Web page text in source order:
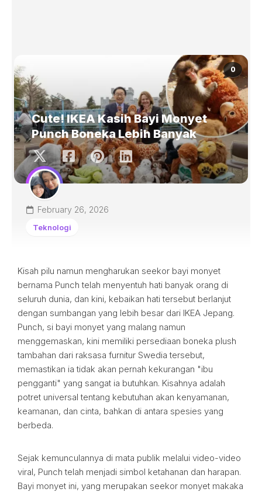
0
Cute! IKEA Kasih Bayi Monyet
Punch Boneka Lebih Banyak
February 26, 2026
Teknologi
Kisah pilu namun mengharukan seekor bayi monyet
bernama Punch telah menyentuh hati banyak orang di
seluruh dunia, dan kini, kebaikan hati tersebut berlanjut
dengan sumbangan yang lebih besar dari IKEA Jepang.
Punch, si bayi monyet yang malang namun
menggemaskan, kini memiliki persediaan boneka plush
tambahan dari raksasa furnitur Swedia tersebut,
memastikan ia tidak akan pernah kekurangan "ibu
pengganti" yang sangat ia butuhkan. Kisahnya adalah
potret universal tentang kebutuhan akan kenyamanan,
keamanan, dan cinta, bahkan di antara spesies yang
berbeda.
Sejak kemunculannya di mata publik melalui video-video
viral, Punch telah menjadi simbol ketahanan dan harapan.
Bayi monyet ini, yang merupakan seekor monyet makaka